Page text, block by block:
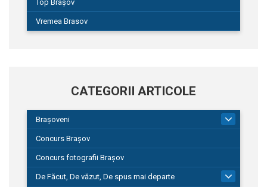
Top Brașov
Vremea Brasov
CATEGORII ARTICOLE
Brașoveni
Concurs Brașov
Concurs fotografii Brașov
De Făcut, De văzut, De spus mai departe
149